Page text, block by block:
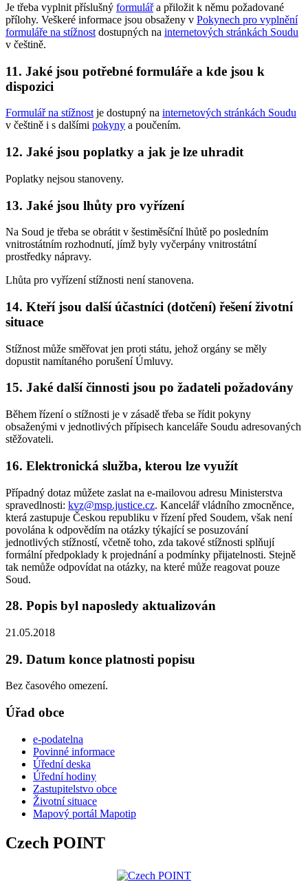
Je třeba vyplnit příslušný formulářa přiložit k němu požadované
přílohy. Veškeré informace jsou obsaženy v Pokynech pro vyplnění
formuláře na stížnost dostupných na internetových stránkách Soudu
v češtině.
11. Jaké jsou potřebné formuláře a kde jsou k
dispozici
Formulář na stížnost je dostupný na internetových stránkách Soudu
v češtině i s dalšími pokyny a poučením.
12. Jaké jsou poplatky a jak je lze uhradit
Poplatky nejsou stanoveny.
13. Jaké jsou lhůty pro vyřízení
Na Soud je třeba se obrátit v šestiměsíční lhůtě po posledním
vnitrostátním rozhodnutí, jímž byly vyčerpány vnitrostátní
prostředky nápravy.
Lhůta pro vyřízení stížnosti není stanovena.
14. Kteří jsou další účastníci (dotčení) řešení životní
situace
Stížnost může směřovat jen proti státu, jehož orgány se měly
dopustit namítaného porušení Úmluvy.
15. Jaké další činnosti jsou po žadateli požadovány
Během řízení o stížnosti je v zásadě třeba se řídit pokyny
obsaženými v jednotlivých přípisech kanceláře Soudu adresovaných
stěžovateli.
16. Elektronická služba, kterou lze využít
Případný dotaz můžete zaslat na e-mailovou adresu Ministerstva
spravedlnosti: kvz@msp.justice.cz. Kancelář vládního zmocněnce,
která zastupuje Českou republiku v řízení před Soudem, však není
povolána k odpovědím na otázky týkající se posuzování
jednotlivých stížností, včetně toho, zda takové stížnosti splňují
formální předpoklady k projednání a podmínky přijatelnosti. Stejně
tak nemůže odpovídat na otázky, na které může reagovat pouze
Soud.
28. Popis byl naposledy aktualizován
21.05.2018
29. Datum konce platnosti popisu
Bez časového omezení.
Úřad obce
e-podatelna
Povinné informace
Úřední deska
Úřední hodiny
Zastupitelstvo obce
Životní situace
Mapový portál Mapotip
Czech POINT